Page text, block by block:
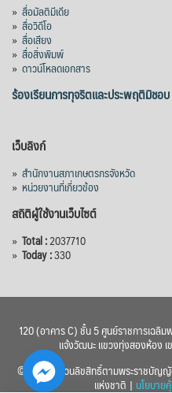
» สื่อมัลติมีเดีย
» สื่อวิดีโอ
» สื่อเสียง
» สื่อสิ่งพิมพ์
» ดาวน์โหลดเอกสาร
ร้องเรียนการทุจริตและประพฤติมิชอบ
เว็บลิงก์
» สำนักงานสภาเกษตรกรจังหวัด
» หน่วยงานที่เกี่ยวข้อง
สถิติผู้ใช้งานเว็บไซต์
» Total :2037710
» Today :330
120 (อาคาร C) ชั้น 5 ศูนย์ราชการเฉลิ
แจ้งวัฒนะ แขวงทุ่งสองห้อง
© 2560 สงวนลิขสิทธิ์ตามพระราชบัญญั
แห่งชาติ | นโยบาย